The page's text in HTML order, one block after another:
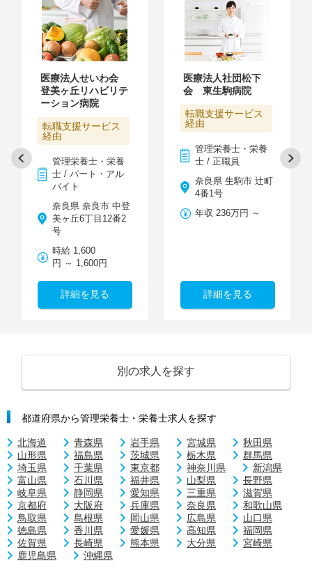
医療法人せいわ会
登美ヶ丘リハビリテ
ーション病院
転職支援サービス
経由
管理栄養士・栄養
士 / パート・アル
バイト
奈良県 奈良市 中登
美ヶ丘6丁目12番2
号
時給 1,600
円 ～ 1,600円
詳細を見る
医療法人社団松下
会 東生駒病院
転職支援サービス
経由
管理栄養士・栄養
士 / 正職員
奈良県 生駒市 辻町
4番1号
年収 236万円 ～
詳細を見る
別の求人を探す
都道府県から管理栄養士・栄養士求人を探す
北海道 青森県 岩手県 宮城県
秋田県
山形県
福島県 茨城県 栃木県
群馬県
埼玉県
千葉県 東京都 神奈川県
新潟県
富山県
石川県 福井県 山梨県
長野県
岐阜県
静岡県 愛知県 三重県
滋賀県
京都府
大阪府 兵庫県 奈良県
和歌山県
鳥取県
島根県 岡山県 広島県
山口県
徳島県
香川県 愛媛県 高知県
福岡県
佐賀県
長崎県 熊本県 大分県
宮崎県
鹿児島県
沖縄県